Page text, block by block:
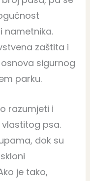
nametnika.
zaštita i
sigurnog
parku.
razumjeti i
psa.
dok su
je tako,